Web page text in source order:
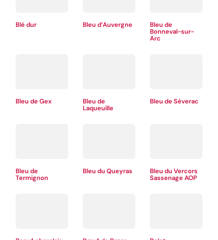
Blé dur Bleu d’Auvergne
Bleu de
Bonneval-sur-
Arc
Bleu de Gex
Bleu de
Laqueuille
Bleu de Séverac
Bleu de
Termignon
Bleu du Queyras
Bleu du Vercors
Sassenage AOP